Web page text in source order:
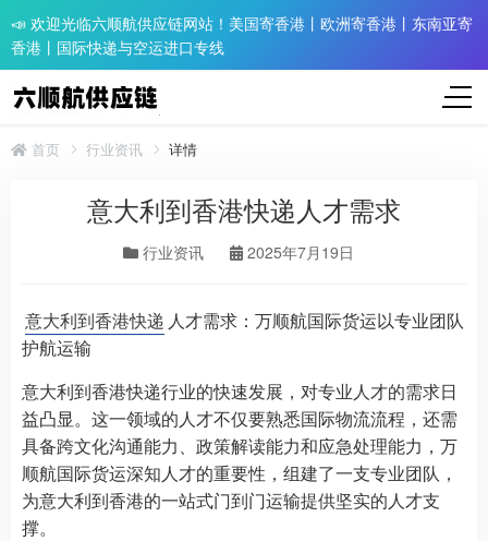
📣 欢迎光临六顺航供应链网站！美国寄香港丨欧洲寄香港丨东南亚寄
香港丨国际快递与空运进口专线
首页 行业资讯 详情
意大利到香港快递人才需求
行业资讯 2025年7月19日
意大利到香港快递 人才需求：万顺航国际货运以专业团队
护航运输
意大利到香港快递行业的快速发展，对专业人才的需求日
益凸显。这一领域的人才不仅要熟悉国际物流流程，还需
具备跨文化沟通能力、政策解读能力和应急处理能力，万
顺航国际货运深知人才的重要性，组建了一支专业团队，
为意大利到香港的一站式门到门运输提供坚实的人才支
撑。